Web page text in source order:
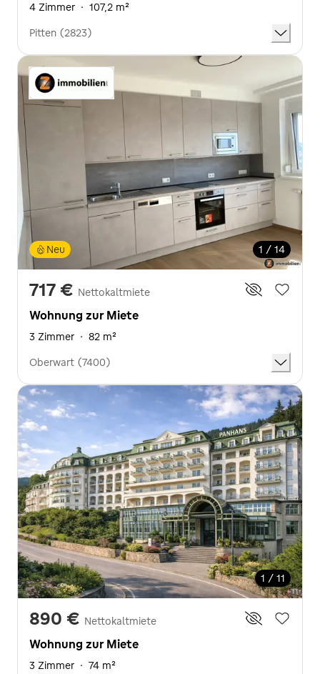
4 Zimmer · 107,2 m²
Pitten (2823)
1 / 14
Neu
717 € Nettokaltmiete
Wohnung zur Miete
3 Zimmer · 82 m²
Oberwart (7400)
1 / 11
890 € Nettokaltmiete
Wohnung zur Miete
3 Zimmer · 74 m²